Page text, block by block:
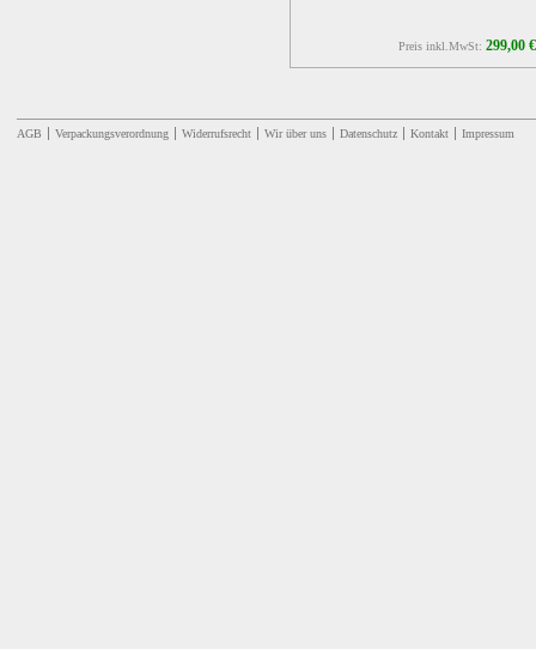
Preis inkl.MwSt: 299,00 €
AGB Verpackungsverordnung Widerrufsrecht Wir über uns Datenschutz Kontakt Impressum